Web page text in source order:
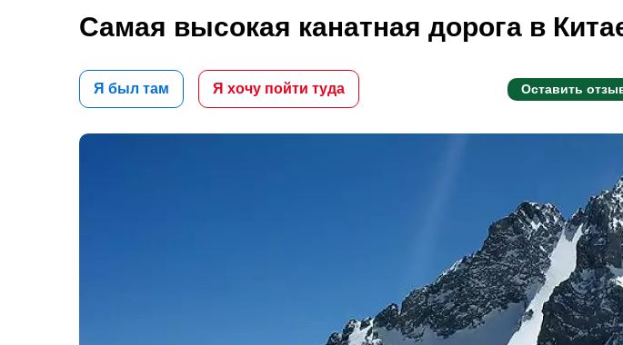
Самая высокая канатная дорога в
Я был там Я хочу пойти туда Оставить